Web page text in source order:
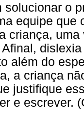
solucionar o
equipe que
criança,
além do
a criança
justifique
e escrever.